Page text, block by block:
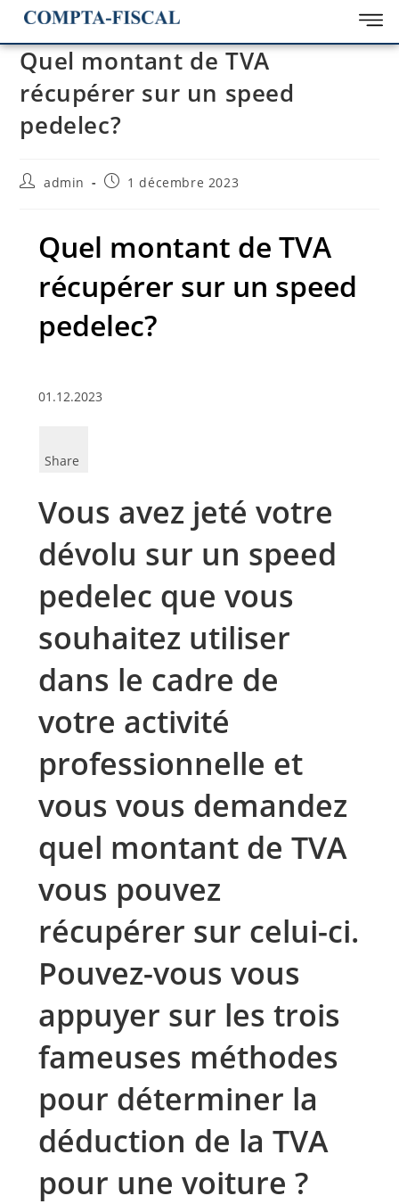
Quel montant de TVA
récupérer sur un speed
pedelec?
admin 1 décembre 2023
Quel montant de TVA
récupérer sur un speed
pedelec?
01.12.2023
Share
Vous avez jeté votre
dévolu sur un speed
pedelec que vous
souhaitez utiliser
dans le cadre de
votre activité
professionnelle et
vous vous demandez
quel montant de TVA
vous pouvez
récupérer sur celui-ci.
Pouvez-vous vous
appuyer sur les trois
fameuses méthodes
pour déterminer la
déduction de la TVA
pour une voiture ?